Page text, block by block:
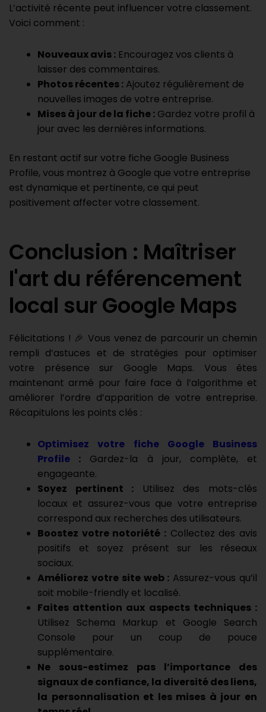
L’activité récente peut influencer votre classement.
Voici comment :
Nouveaux avis : Encouragez vos clients à
laisser des commentaires.
Photos récentes : Ajoutez régulièrement de
nouvelles images de votre entreprise.
Mises à jour de la fiche : Gardez votre profil à
jour avec les dernières informations.
En restant actif sur votre fiche Google Business
Profile, vous montrez à Google que votre entreprise
est dynamique et pertinente, ce qui peut
positivement affecter votre classement.
Conclusion : Maîtriser
l'art du référencement
local sur Google Maps
Félicitations ! 🎉 Vous venez de parcourir un chemin
rempli d’astuces et de stratégies pour optimiser
votre présence sur Google Maps. Vous êtes
maintenant armé pour faire face à l’algorithme et
améliorer l’ordre d’apparition de votre entreprise.
Récapitulons les points clés :
Optimisez votre fiche Google Business
Profile : Gardez-la à jour, complète, et
engageante.
Soyez pertinent : Utilisez des mots-clés
locaux et assurez-vous que votre entreprise
correspond aux recherches des utilisateurs.
Boostez votre notoriété : Collectez des avis
positifs et soyez présent sur les réseaux
sociaux.
Améliorez votre site web : Assurez-vous qu’il
soit mobile-friendly et localisé.
Faites attention aux aspects techniques :
Utilisez Schema Markup et Google Search
Console pour un coup de pouce
supplémentaire.
Ne sous-estimez pas l’importance des
signaux de confiance, la diversité des liens,
la personnalisation et les mises à jour en